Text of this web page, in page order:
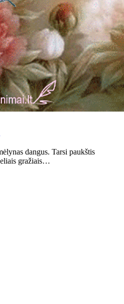
dangus. Tarsi paukštis
gražiais…